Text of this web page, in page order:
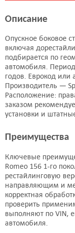
60620865
XYG
по запросу
Подробнее
Боковое
606208640
AGC
Подробнее
Боковое
606208630
Benson
2785 руб.
Подробнее
Описание
Опускное боковое
включая
подбирается по
автомобиля.
годов. Еврокод или
Производитель —
Расположение:
заказом
установки и
Преимущества
Ключевые
Romeo 156 1-го
рестайлинговую
направляющим и
корректная
проверить
выполняют по VIN,
автомобиля.